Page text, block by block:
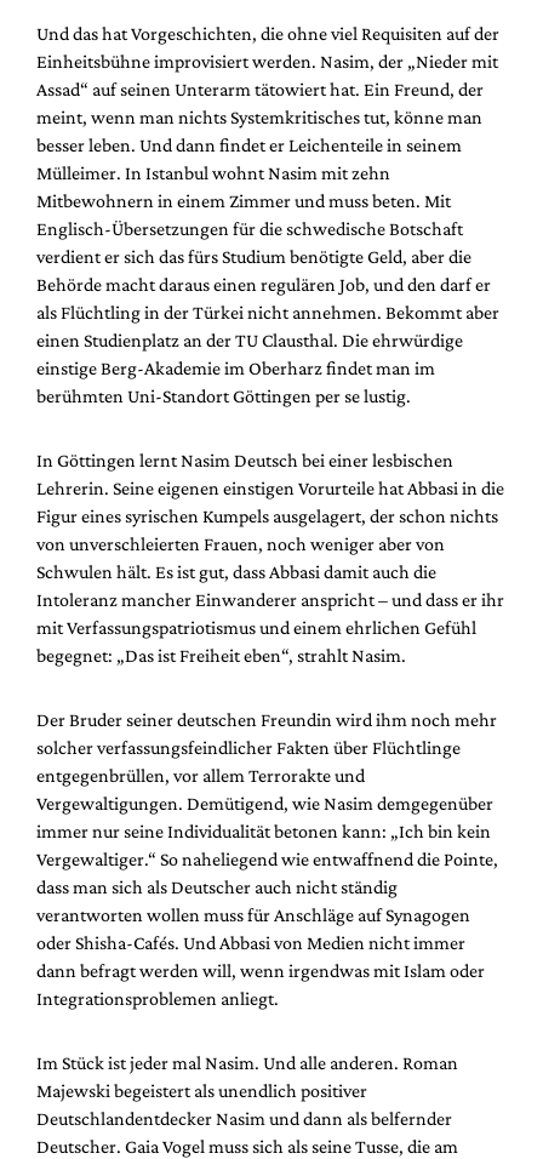
Und das hat Vorgeschichten, die ohne viel Requisiten auf der
Einheitsbühne improvisiert werden. Nasim, der „Nieder mit
Assad“ auf seinen Unterarm tätowiert hat. Ein Freund, der
meint, wenn man nichts Systemkritisches tut, könne man
besser leben. Und dann findet er Leichenteile in seinem
Mülleimer. In Istanbul wohnt Nasim mit zehn
Mitbewohnern in einem Zimmer und muss beten. Mit
Englisch-Übersetzungen für die schwedische Botschaft
verdient er sich das fürs Studium benötigte Geld, aber die
Behörde macht daraus einen regulären Job, und den darf er
als Flüchtling in der Türkei nicht annehmen. Bekommt aber
einen Studienplatz an der TU Clausthal. Die ehrwürdige
einstige Berg-Akademie im Oberharz findet man im
berühmten Uni-Standort Göttingen per se lustig.
In Göttingen lernt Nasim Deutsch bei einer lesbischen
Lehrerin. Seine eigenen einstigen Vorurteile hat Abbasi in die
Figur eines syrischen Kumpels ausgelagert, der schon nichts
von unverschleierten Frauen, noch weniger aber von
Schwulen hält. Es ist gut, dass Abbasi damit auch die
Intoleranz mancher Einwanderer anspricht – und dass er ihr
mit Verfassungspatriotismus und einem ehrlichen Gefühl
begegnet: „Das ist Freiheit eben“, strahlt Nasim.
Der Bruder seiner deutschen Freundin wird ihm noch mehr
solcher verfassungsfeindlicher Fakten über Flüchtlinge
entgegenbrüllen, vor allem Terrorakte und
Vergewaltigungen. Demütigend, wie Nasim demgegenüber
immer nur seine Individualität betonen kann: „Ich bin kein
Vergewaltiger.“ So naheliegend wie entwaffnend die Pointe,
dass man sich als Deutscher auch nicht ständig
verantworten wollen muss für Anschläge auf Synagogen
oder Shisha-Cafés. Und Abbasi von Medien nicht immer
dann befragt werden will, wenn irgendwas mit Islam oder
Integrationsproblemen anliegt.
Im Stück ist jeder mal Nasim. Und alle anderen. Roman
Majewski begeistert als unendlich positiver
Deutschlandentdecker Nasim und dann als belfernder
Deutscher. Gaia Vogel muss sich als seine Tusse, die am